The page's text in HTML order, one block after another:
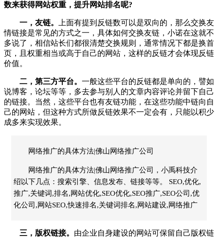
数来获得网站权重，提升网站排名呢?
一，友链。
上面有提到反链数可以是双向的，那么交换友
情链接是常见的方式之一，具体如何交换友链，小诺在这就不
多说了，相信站长们都很清楚交换规则，通常情况下都是换首
页，且权重相当或高于自己的网站，这样的反链才会体现反链
价值。
二，第三方平台。 一般这些平台的反链都是单向的，譬如
说博客，论坛等等，多去参与别人的文章内容评论并留下自己
的链接。当然，这些平台也有友链功能，在这些功能中链向自
己的网站，但这种方式所做反链效果不一定会有，只能以积少
成多来实现效果。
网络推广的具体方法|佛山网络推广公司
网络推广的具体方法|佛山网络推广公司，小禹科技介
绍以下几点：搜索引擎、信息发布、链接等等。 SEO,优化,
推广,关键词,排名,网站优化,SEO优化,SEO推广,SEO公司,优
化公司,网站SEO,快速排名,关键词排名,网站建设,网络推广
三，版权链接。 由企业自身建设的网站可保留自己版权链